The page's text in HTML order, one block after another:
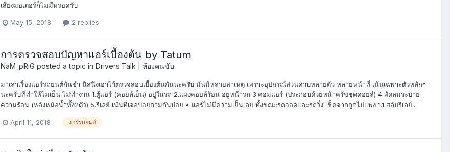
เสียงมอเตอร์ก็ไม่มีหรอครับ
May 15, 2018 2 replies
การตรวจสอบปัญหาแอร์เบื้องต้น by Tatum
NaM_pRiG posted a topic in Drivers Talk | ห้องคนขับ
มาเล่าเรื่องแอร์รถยนต์กันขำ นิสนึงเอาไว้ตรวจสอบเบื้องต้นกันนะครับ มันมีหลายสาเหตุ เพราะอุปกรณ์ส่วนควบหลายตัว หลายหน้าที่ เน้นเฉพาะตัวหลักๆ
นะครับที่ทำให้ไม่เย็น ไม่ทำงาน 1.ตู้แอร์ (คอยล์เย็น) อยู่ในรถ 2.แผงคอยล์ร้อน อยู่หน้ารถ 3.คอมแอร์ (ประกอบด้วยหน้าครัชชุดคอยล์) 4.พัดลมระบาย
ความร้อน (หลังหม้อน้ำทั้ง2ตัว) 5.รีเลย์ เน้นที่เจอบ่อยถามกันบ่อย • แอร์ไม่มีความเย็นเลย ทั้งขณะรถจอดและรถวิ่ง เช็คจากถูกไปแพง 1.1 สลับรีเลย์...
April 11, 2018 แอร์รถยนต์